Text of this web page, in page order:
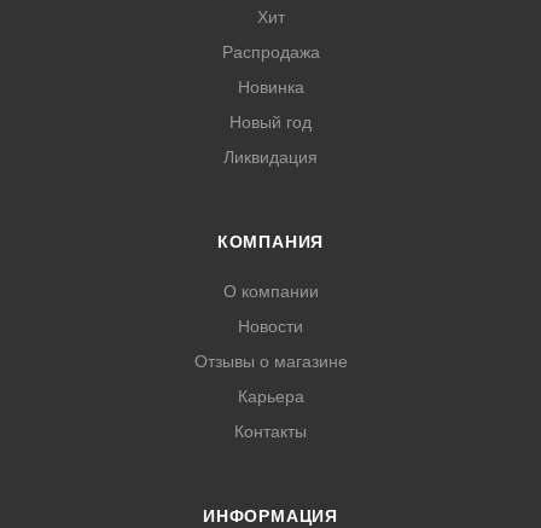
Хит
Распродажа
Новинка
Новый год
Ликвидация
КОМПАНИЯ
О компании
Новости
Отзывы о магазине
Карьера
Контакты
ИНФОРМАЦИЯ